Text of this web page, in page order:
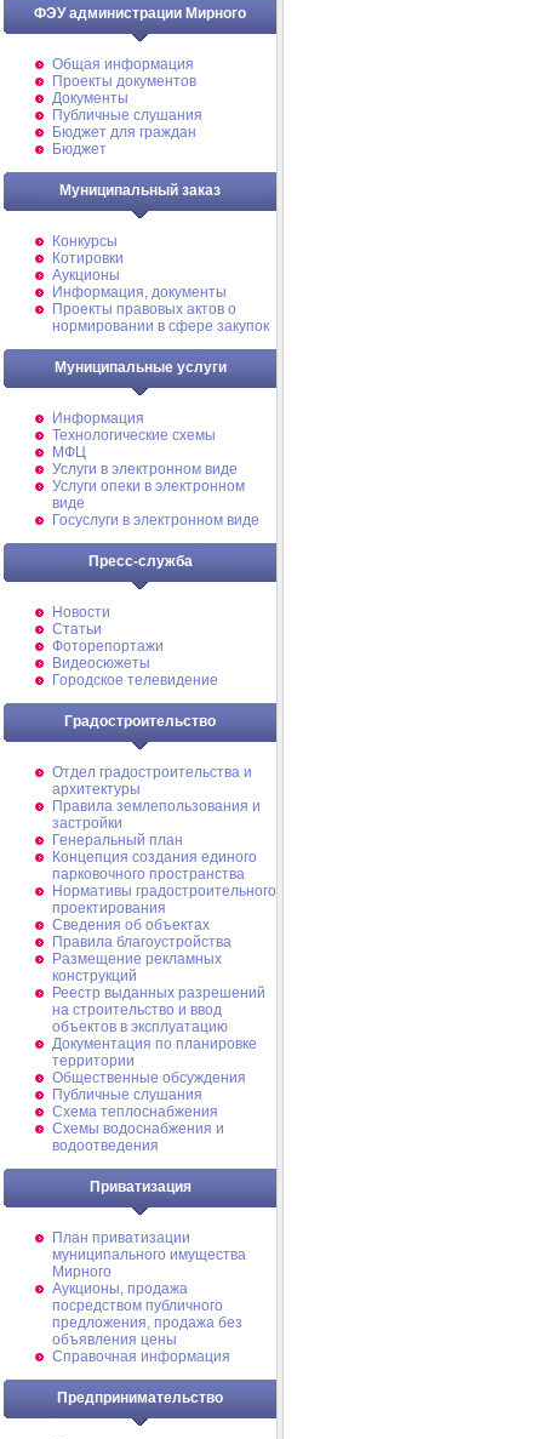
ФЭУ администрации Мирного
Общая информация
Проекты документов
Документы
Публичные слушания
Бюджет для граждан
Бюджет
Муниципальный заказ
Конкурсы
Котировки
Аукционы
Информация, документы
Проекты правовых актов о
нормировании в сфере закупок
Муниципальные услуги
Информация
Технологические схемы
МФЦ
Услуги в электронном виде
Услуги опеки в электронном
виде
Госуслуги в электронном виде
Пресс-служба
Новости
Статьи
Фоторепортажи
Видеосюжеты
Городское телевидение
Градостроительство
Отдел градостроительства и
архитектуры
Правила землепользования и
застройки
Генеральный план
Концепция создания единого
парковочного пространства
Нормативы градостроительного
проектирования
Сведения об объектах
Правила благоустройства
Размещение рекламных
конструкций
Реестр выданных разрешений
на строительство и ввод
объектов в эксплуатацию
Документация по планировке
территории
Общественные обсуждения
Публичные слушания
Схема теплоснабжения
Схемы водоснабжения и
водоотведения
Приватизация
План приватизации
муниципального имущества
Мирного
Аукционы, продажа
посредством публичного
предложения, продажа без
объявления цены
Справочная информация
Предпринимательство